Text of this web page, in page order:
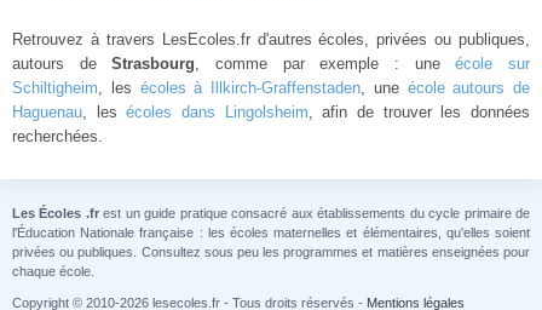
Retrouvez à travers LesEcoles.fr d'autres écoles, privées ou publiques,
autours deStrasbourg, comme par exemple : uneécole sur
Schiltigheim, les écoles à Illkirch-Graffenstaden, une école autours de
Haguenau, lesécoles dans Lingolsheim, afin de trouver les données
recherchées.
Les Écoles .frest un guide pratique consacré aux établissements du cycle primaire de
l'Éducation Nationale française : les écoles maternelles et élémentaires, qu'elles soient
privées ou publiques. Consultez sous peu les programmes et matières enseignées pour
chaque école.
Copyright © 2010-2026 lesecoles.fr - Tous droits réservés - Mentions légales